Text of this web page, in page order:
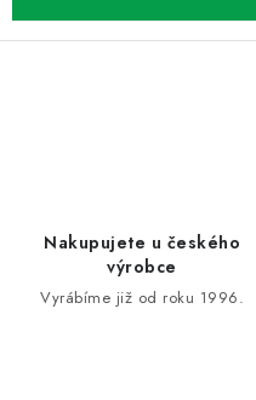
Nakupujete u českého
výrobce
Vyrábíme již od roku 1996.